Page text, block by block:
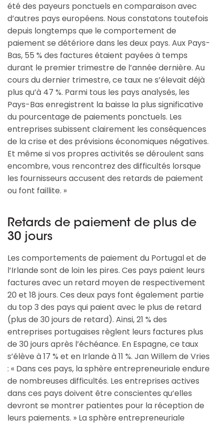
été des payeurs ponctuels en comparaison avec
d’autres pays européens. Nous constatons toutefois
depuis longtemps que le comportement de
paiement se détériore dans les deux pays. Aux Pays-
Bas, 55 % des factures étaient payées à temps
durant le premier trimestre de l’année dernière. Au
cours du dernier trimestre, ce taux ne s’élevait déjà
plus qu’à 47 %. Parmi tous les pays analysés, les
Pays-Bas enregistrent la baisse la plus significative
du pourcentage de paiements ponctuels. Les
entreprises subissent clairement les conséquences
de la crise et des prévisions économiques négatives.
Et même si vos propres activités se déroulent sans
encombre, vous rencontrez des difficultés lorsque
les fournisseurs accusent des retards de paiement
ou font faillite. »
Retards de paiement de plus de
30 jours
Les comportements de paiement du Portugal et de
l’Irlande sont de loin les pires. Ces pays paient leurs
factures avec un retard moyen de respectivement
20 et 18 jours. Ces deux pays font également partie
du top 3 des pays qui paient avec le plus de retard
(plus de 30 jours de retard). Ainsi, 21 % des
entreprises portugaises règlent leurs factures plus
de 30 jours après l’échéance. En Espagne, ce taux
s’élève à 17 % et en Irlande à 11 %. Jan Willem de Vries
: « Dans ces pays, la sphère entrepreneuriale endure
de nombreuses difficultés. Les entreprises actives
dans ces pays doivent être conscientes qu’elles
devront se montrer patientes pour la réception de
leurs paiements. » La sphère entrepreneuriale